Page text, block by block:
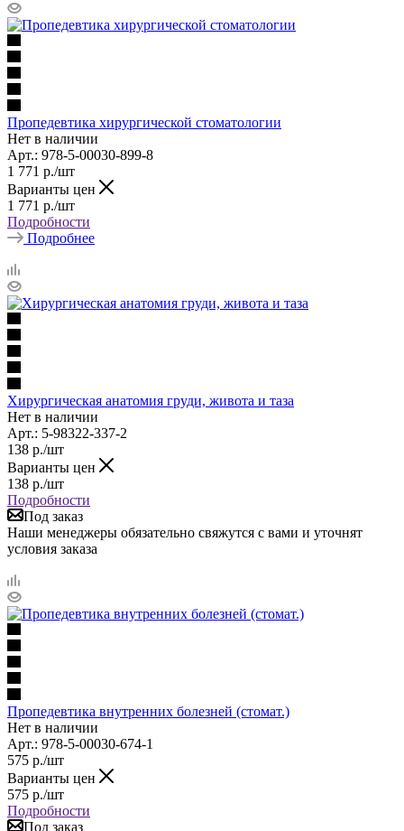
Пропедевтика хирургической стоматологии
Нет в наличии
Арт.: 978-5-00030-899-8
1 771 р./шт
Варианты цен
1 771 р./шт
Подробности
Подробнее
Хирургическая анатомия груди, живота и таза
Нет в наличии
Арт.: 5-98322-337-2
138 р./шт
Варианты цен
138 р./шт
Подробности
Под заказ
Наши менеджеры обязательно свяжутся с вами и уточнят
условия заказа
Пропедевтика внутренних болезней (стомат.)
Нет в наличии
Арт.: 978-5-00030-674-1
575 р./шт
Варианты цен
575 р./шт
Подробности
Под заказ